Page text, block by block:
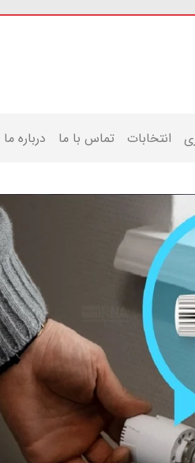
انتخابات تماس با ما درباره ما